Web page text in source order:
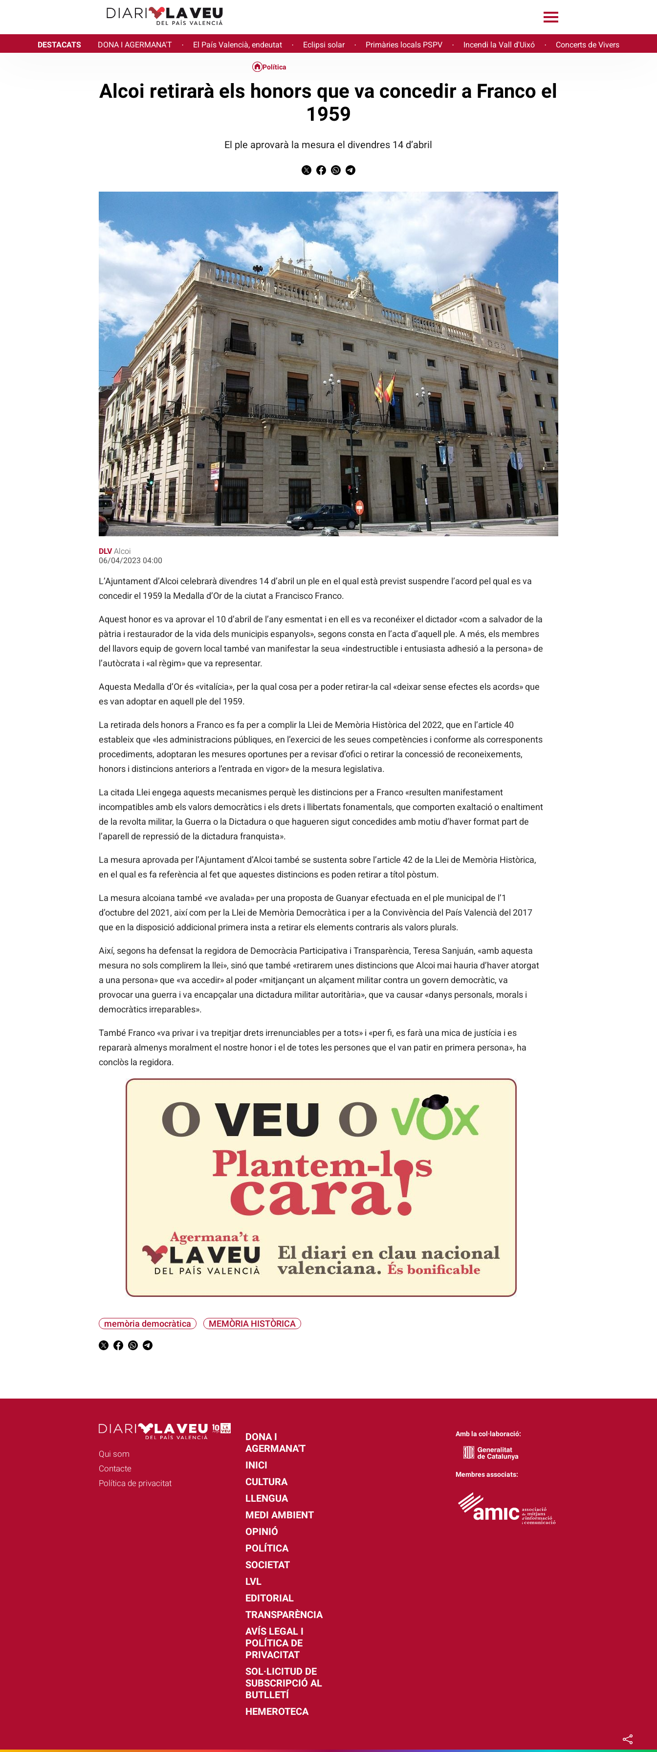
DESTACATS DONA I AGERMANA'T · El País Valencià, endeutat · Eclipsi solar · Primàries locals PSPV · Incendi la Vall d'Uixó · Concerts de Vivers
Alcoi retirarà els honors que va concedir a Franco el 1959
Política
Alcoi retirarà els honors que va concedir a Franco el
1959
El ple aprovarà la mesura el divendres 14 d’abril
DLV Alcoi
06/04/2023 04:00
L’Ajuntament d’Alcoi celebrarà divendres 14 d’abril un ple en el qual està previst suspendre l’acord pel qual es va
concedir el 1959 la Medalla d’Or de la ciutat a Francisco Franco.
Aquest honor es va aprovar el 10 d’abril de l’any esmentat i en ell es va reconéixer el dictador «com a salvador de la
pàtria i restaurador de la vida dels municipis espanyols», segons consta en l’acta d’aquell ple. A més, els membres
del llavors equip de govern local també van manifestar la seua «indestructible i entusiasta adhesió a la persona» de
l’autòcrata i «al règim» que va representar.
Aquesta Medalla d’Or és «vitalícia», per la qual cosa per a poder retirar-la cal «deixar sense efectes els acords» que
es van adoptar en aquell ple del 1959.
La retirada dels honors a Franco es fa per a complir la Llei de Memòria Històrica del 2022, que en l’article 40
estableix que «les administracions públiques, en l’exercici de les seues competències i conforme als corresponents
procediments, adoptaran les mesures oportunes per a revisar d’ofici o retirar la concessió de reconeixements,
honors i distincions anteriors a l’entrada en vigor» de la mesura legislativa.
La citada Llei engega aquests mecanismes perquè les distincions per a Franco «resulten manifestament
incompatibles amb els valors democràtics i els drets i llibertats fonamentals, que comporten exaltació o enaltiment
de la revolta militar, la Guerra o la Dictadura o que hagueren sigut concedides amb motiu d’haver format part de
l’aparell de repressió de la dictadura franquista».
La mesura aprovada per l’Ajuntament d’Alcoi també se sustenta sobre l’article 42 de la Llei de Memòria Històrica,
en el qual es fa referència al fet que aquestes distincions es poden retirar a títol pòstum.
La mesura alcoiana també «ve avalada» per una proposta de Guanyar efectuada en el ple municipal de l’1
d’octubre del 2021, així com per la Llei de Memòria Democràtica i per a la Convivència del País Valencià del 2017
que en la disposició addicional primera insta a retirar els elements contraris als valors plurals.
Així, segons ha defensat la regidora de Democràcia Participativa i Transparència, Teresa Sanjuán, «amb aquesta
mesura no sols complirem la llei», sinó que també «retirarem unes distincions que Alcoi mai hauria d’haver atorgat
a una persona» que «va accedir» al poder «mitjançant un alçament militar contra un govern democràtic, va
provocar una guerra i va encapçalar una dictadura militar autoritària», que va causar «danys personals, morals i
democràtics irreparables».
També Franco «va privar i va trepitjar drets irrenunciables per a tots» i «per fi, es farà una mica de justícia i es
repararà almenys moralment el nostre honor i el de totes les persones que el van patir en primera persona», ha
conclòs la regidora.
memòria democràtica MEMÒRIA HISTÒRICA
Qui som
Contacte
Política de privacitat
DONA I
AGERMANA'T
INICI
CULTURA
LLENGUA
MEDI AMBIENT
OPINIÓ
POLÍTICA
SOCIETAT
LVL
EDITORIAL
TRANSPARÈNCIA
AVÍS LEGAL I
POLÍTICA DE
PRIVACITAT
SOL·LICITUD DE
SUBSCRIPCIÓ AL
BUTLLETÍ
HEMEROTECA
Amb la col·laboració:
Membres associats: